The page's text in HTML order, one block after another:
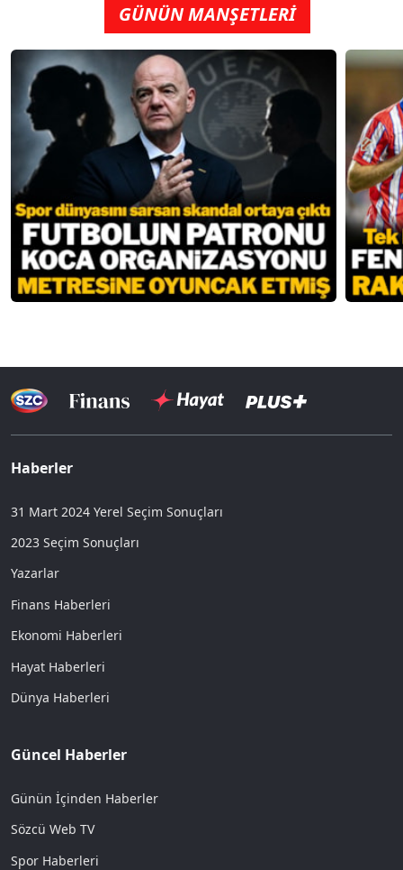
GÜNÜN MANŞETLERİ
Haberler
31 Mart 2024 Yerel Seçim Sonuçları
2023 Seçim Sonuçları
Yazarlar
Finans Haberleri
Ekonomi Haberleri
Hayat Haberleri
Dünya Haberleri
Güncel Haberler
Günün İçinden Haberler
Sözcü Web TV
Spor Haberleri